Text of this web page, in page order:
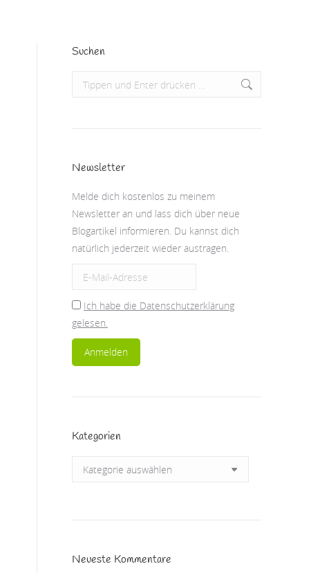
Suchen
Search:
Newsletter
Melde dich kostenlos zu meinem
Newsletter an und lass dich über neue
Blogartikel informieren. Du kannst dich
natürlich jederzeit wieder austragen.
Ich habe die Datenschutzerklärung
gelesen.
Kategorien
Kategorien
Neueste Kommentare